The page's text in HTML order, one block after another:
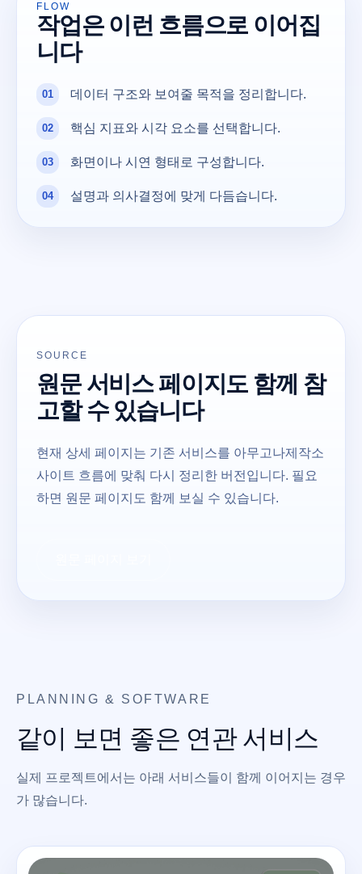
FLOW
작업은 이런 흐름으로 이어집
니다
데이터 구조와 보여줄 목적을 정리합니다.
핵심 지표와 시각 요소를 선택합니다.
화면이나 시연 형태로 구성합니다.
설명과 의사결정에 맞게 다듬습니다.
SOURCE
원문 서비스 페이지도 함께 참
고할 수 있습니다
현재 상세 페이지는 기존 서비스를 아무고나제작소
사이트 흐름에 맞춰 다시 정리한 버전입니다. 필요
하면 원문 페이지도 함께 보실 수 있습니다.
PLANNING & SOFTWARE
같이 보면 좋은 연관 서비스
실제 프로젝트에서는 아래 서비스들이 함께 이어지는 경우
가 많습니다.